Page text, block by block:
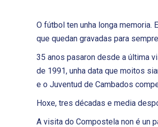
O fútbol ten unha longa memoria.
que quedan gravadas para
35 anos pasaron desde a última
de 1991, unha data que moitos
e o Juventud de Cambados
Hoxe, tres décadas e media
A visita do Compostela non é un